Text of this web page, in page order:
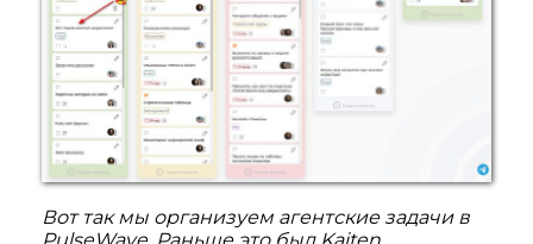
Вот так мы организуем агентские задачи в